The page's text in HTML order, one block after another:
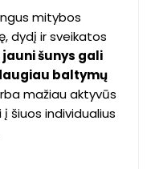
mitybos
dydį ir sveikatos
jauni šunys gali
baltymų
mažiau aktyvūs
šiuos individualius